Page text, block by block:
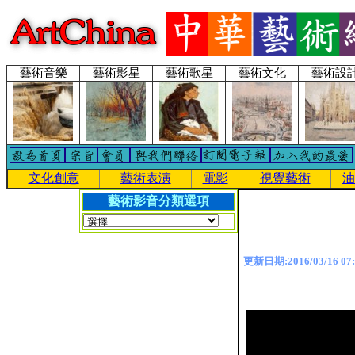
藝術音樂 藝術影星 藝術歌星 藝術文化 藝術設
文化創意 藝術表演 電影 視覺藝術
藝術影音分類選項
更新日期:2016/03/16